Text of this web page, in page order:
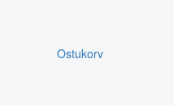
Ostukorv